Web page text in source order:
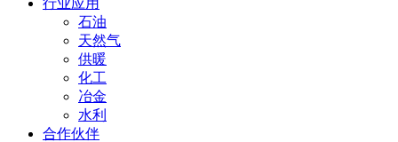
石油
天然气
供暖
化工
冶金
水利
合作伙伴